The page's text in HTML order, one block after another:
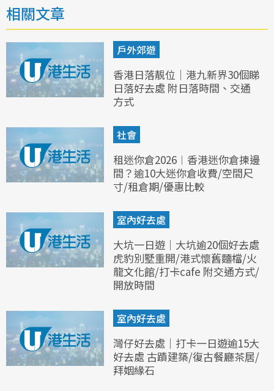
相關文章
戶外郊遊
香港日落靚位｜港九新界30個睇
日落好去處 附日落時間、交通
方式
社會
租迷你倉2026︱香港迷你倉揀邊
間？逾10大迷你倉收費/空間尺
寸/租倉期/優惠比較
室內好去處
大坑一日遊｜大坑逾20個好去處
虎豹別墅重開/港式懷舊麵檔/火
龍文化館/打卡cafe 附交通方式/
開放時間
室內好去處
灣仔好去處｜打卡一日遊逾15大
好去處 古蹟建築/復古餐廳茶居/
拜姻緣石